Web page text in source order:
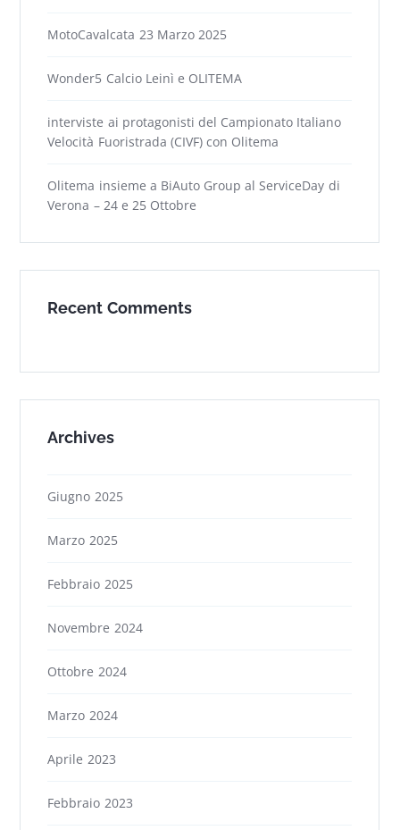
MotoCavalcata 23 Marzo 2025
Wonder5 Calcio Leinì e OLITEMA
interviste ai protagonisti del Campionato Italiano
Velocità Fuoristrada (CIVF) con Olitema
Olitema insieme a BiAuto Group al ServiceDay di
Verona – 24 e 25 Ottobre
Recent Comments
Archives
Giugno 2025
Marzo 2025
Febbraio 2025
Novembre 2024
Ottobre 2024
Marzo 2024
Aprile 2023
Febbraio 2023